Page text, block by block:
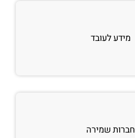
מידע לעובד
חברות שמירה